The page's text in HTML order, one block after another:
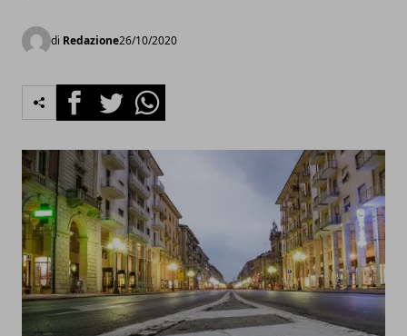
di Redazione26/10/2020
FacebookTwitterWhatsapp